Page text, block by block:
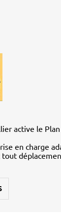
active le
en charge